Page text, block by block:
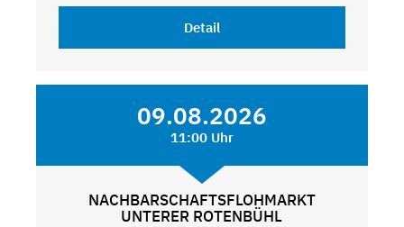
Detail
09.08.2026
11:00 Uhr
NACHBARSCHAFTSFLOHMARKT
UNTERER ROTENBÜHL